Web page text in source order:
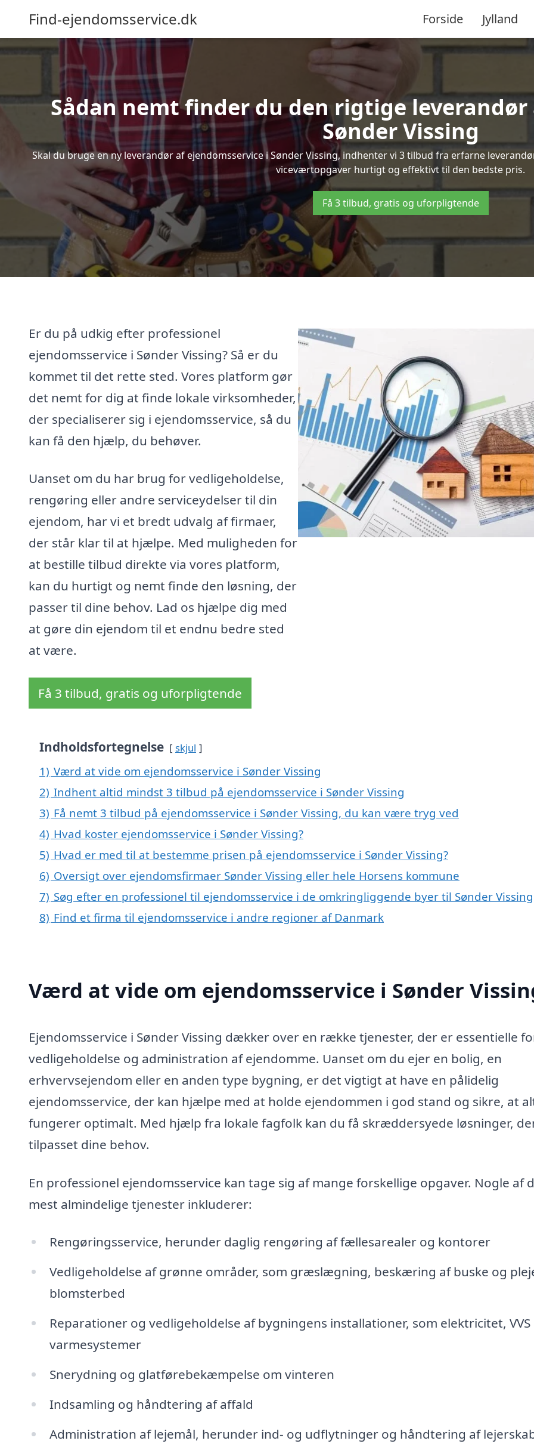
Find-ejendomsservice.dk Forside Jylland
Sådan nemt finder du den rigtige
Sønder Vissing
Skal du bruge en ny leverandør af ejendomsservice i Sønder Vissing, indhenter vi 3 tilbud fra erfarne
viceværtopgaver hurtigt og effektivt til den bedste pris.
Få 3 tilbud, gratis og uforpligtende
Er du på udkig efter professionel
ejendomsservice i Sønder Vissing? Så er du
kommet til det rette sted. Vores platform gør
det nemt for dig at finde lokale virksomheder,
der specialiserer sig i ejendomsservice, så du
kan få den hjælp, du behøver.
Uanset om du har brug for vedligeholdelse,
rengøring eller andre serviceydelser til din
ejendom, har vi et bredt udvalg af firmaer,
der står klar til at hjælpe. Med muligheden for
at bestille tilbud direkte via vores platform,
kan du hurtigt og nemt finde den løsning, der
passer til dine behov. Lad os hjælpe dig med
at gøre din ejendom til et endnu bedre sted
at være.
Få 3 tilbud, gratis og uforpligtende
Indholdsfortegnelse skjul
1) Værd at vide om ejendomsservice i Sønder Vissing
2) Indhent altid mindst 3 tilbud på ejendomsservice i Sønder Vissing
3) Få nemt 3 tilbud på ejendomsservice i Sønder Vissing, du kan være tryg ved
4) Hvad koster ejendomsservice i Sønder Vissing?
5) Hvad er med til at bestemme prisen på ejendomsservice i Sønder Vissing?
6) Oversigt over ejendomsfirmaer Sønder Vissing eller hele Horsens kommune
7) Søg efter en professionel til ejendomsservice i de omkringliggende byer til Sønder Vissing
8) Find et firma til ejendomsservice i andre regioner af Danmark
Værd at vide om ejendomsservice i Sønder
Ejendomsservice i Sønder Vissing dækker over en række tjenester, der er essentielle
vedligeholdelse og administration af ejendomme. Uanset om du ejer en bolig, en
erhvervsejendom eller en anden type bygning, er det vigtigt at have en pålidelig
ejendomsservice, der kan hjælpe med at holde ejendommen i god stand og sikre, at
fungerer optimalt. Med hjælp fra lokale fagfolk kan du få skræddersyede løsninger,
tilpasset dine behov.
En professionel ejendomsservice kan tage sig af mange forskellige opgaver. Nogle af
mest almindelige tjenester inkluderer:
Rengøringsservice, herunder daglig rengøring af fællesarealer og kontorer
Vedligeholdelse af grønne områder, som græslægning, beskæring af buske og
blomsterbed
Reparationer og vedligeholdelse af bygningens installationer, som elektricitet, VVS
varmesystemer
Snerydning og glatførebekæmpelse om vinteren
Indsamling og håndtering af affald
Administration af lejemål, herunder ind- og udflytninger og håndtering af